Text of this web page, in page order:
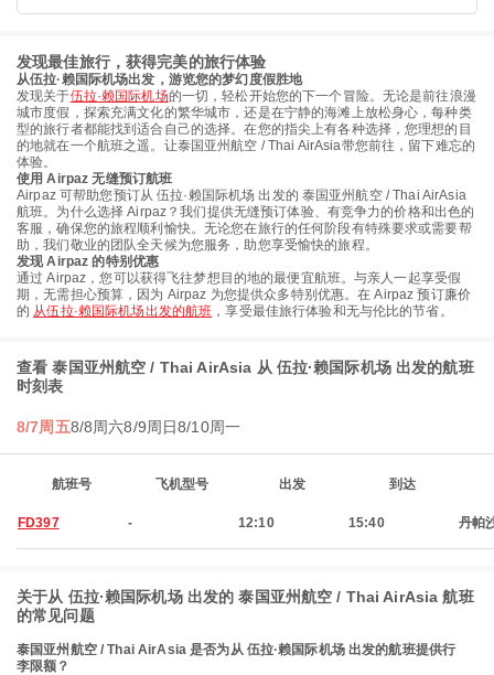
发现最佳旅行，获得完美的旅行体验
从伍拉·赖国际机场出发，游览您的梦幻度假胜地
发现关于伍拉·赖国际机场的一切，轻松开始您的下一个冒险。无论是前往浪漫
城市度假，探索充满文化的繁华城市，还是在宁静的海滩上放松身心，每种类
型的旅行者都能找到适合自己的选择。在您的指尖上有各种选择，您理想的目
的地就在一个航班之遥。让泰国亚州航空 / Thai AirAsia带您前往，留下难忘的
体验。
使用 Airpaz 无缝预订航班
Airpaz 可帮助您预订从 伍拉·赖国际机场 出发的 泰国亚州航空 / Thai AirAsia
航班。为什么选择 Airpaz？我们提供无缝预订体验、有竞争力的价格和出色的
客服，确保您的旅程顺利愉快。无论您在旅行的任何阶段有特殊要求或需要帮
助，我们敬业的团队全天候为您服务，助您享受愉快的旅程。
发现 Airpaz 的特别优惠
通过 Airpaz，您可以获得飞往梦想目的地的最便宜航班。与亲人一起享受假
期，无需担心预算，因为 Airpaz 为您提供众多特别优惠。在 Airpaz 预订廉价
的 从伍拉·赖国际机场出发的航班 ，享受最佳旅行体验和无与伦比的节省。
查看 泰国亚州航空 / Thai AirAsia 从 伍拉·赖国际机场 出发的航班
时刻表
8/7周五8/8周六8/9周日8/10周一
航班号 飞机型号 出发 到达
FD397 - 12:10 15:40 丹帕
关于从 伍拉·赖国际机场 出发的 泰国亚州航空 / Thai AirAsia 航班
的常见问题
泰国亚州航空 / Thai AirAsia 是否为从 伍拉·赖国际机场 出发的航班提供行
李限额？